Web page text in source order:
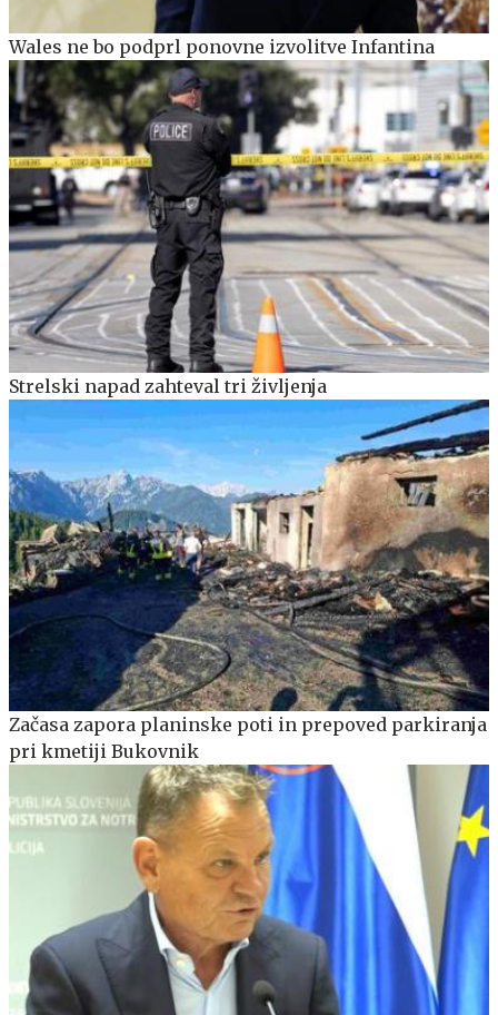
Wales ne bo podprl ponovne izvolitve Infantina
Strelski napad zahteval tri življenja
Začasa zapora planinske poti in prepoved parkiranja
pri kmetiji Bukovnik